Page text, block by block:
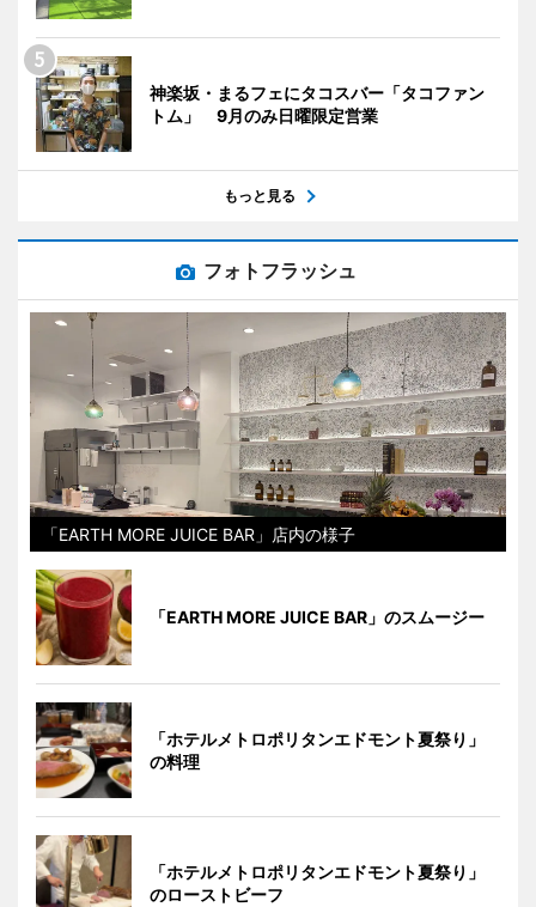
神楽坂・まるフェにタコスバー「タコファン
トム」 9月のみ日曜限定営業
もっと見る
フォトフラッシュ
「EARTH MORE JUICE BAR」店内の様子
「EARTH MORE JUICE BAR」のスムージー
「ホテルメトロポリタンエドモント夏祭り」
の料理
「ホテルメトロポリタンエドモント夏祭り」
のローストビーフ